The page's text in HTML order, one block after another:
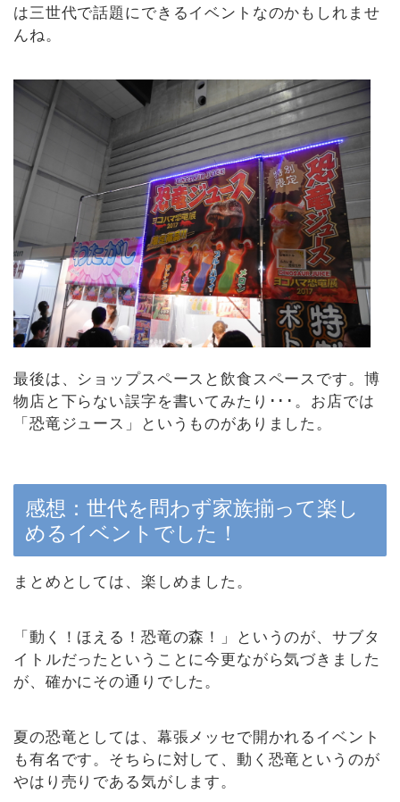
は三世代で話題にできるイベントなのかもしれませ
んね。
最後は、ショップスペースと飲食スペースです。博
物店と下らない誤字を書いてみたり･･･。お店では
「恐竜ジュース」というものがありました。
感想：世代を問わず家族揃って楽し
めるイベントでした！
まとめとしては、楽しめました。
「動く！ほえる！恐竜の森！」というのが、サブタ
イトルだったということに今更ながら気づきました
が、確かにその通りでした。
夏の恐竜としては、幕張メッセで開かれるイベント
も有名です。そちらに対して、動く恐竜というのが
やはり売りである気がします。